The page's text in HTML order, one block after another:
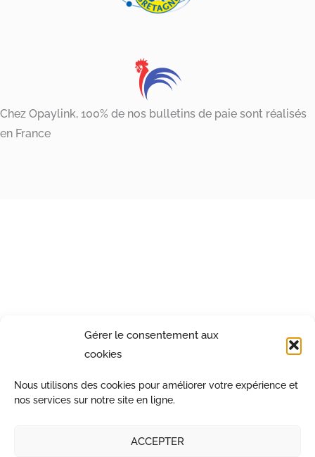
Gérer le consentement aux
cookies
Nous utilisons des cookies pour améliorer votre expérience et
nos services sur notre site en ligne.
ACCEPTER
Chez Opaylink, 100% de nos bulletins de paie sont réalisés
en France